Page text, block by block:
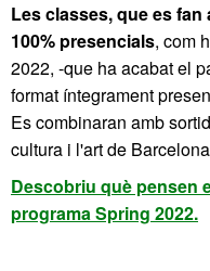
Les classes, que es
100% presencials, com
2022, -que ha acabat el
format íntegrament
Es combinaran amb
cultura i l'art de
Descobriu què pensen
programa Spring 2022.